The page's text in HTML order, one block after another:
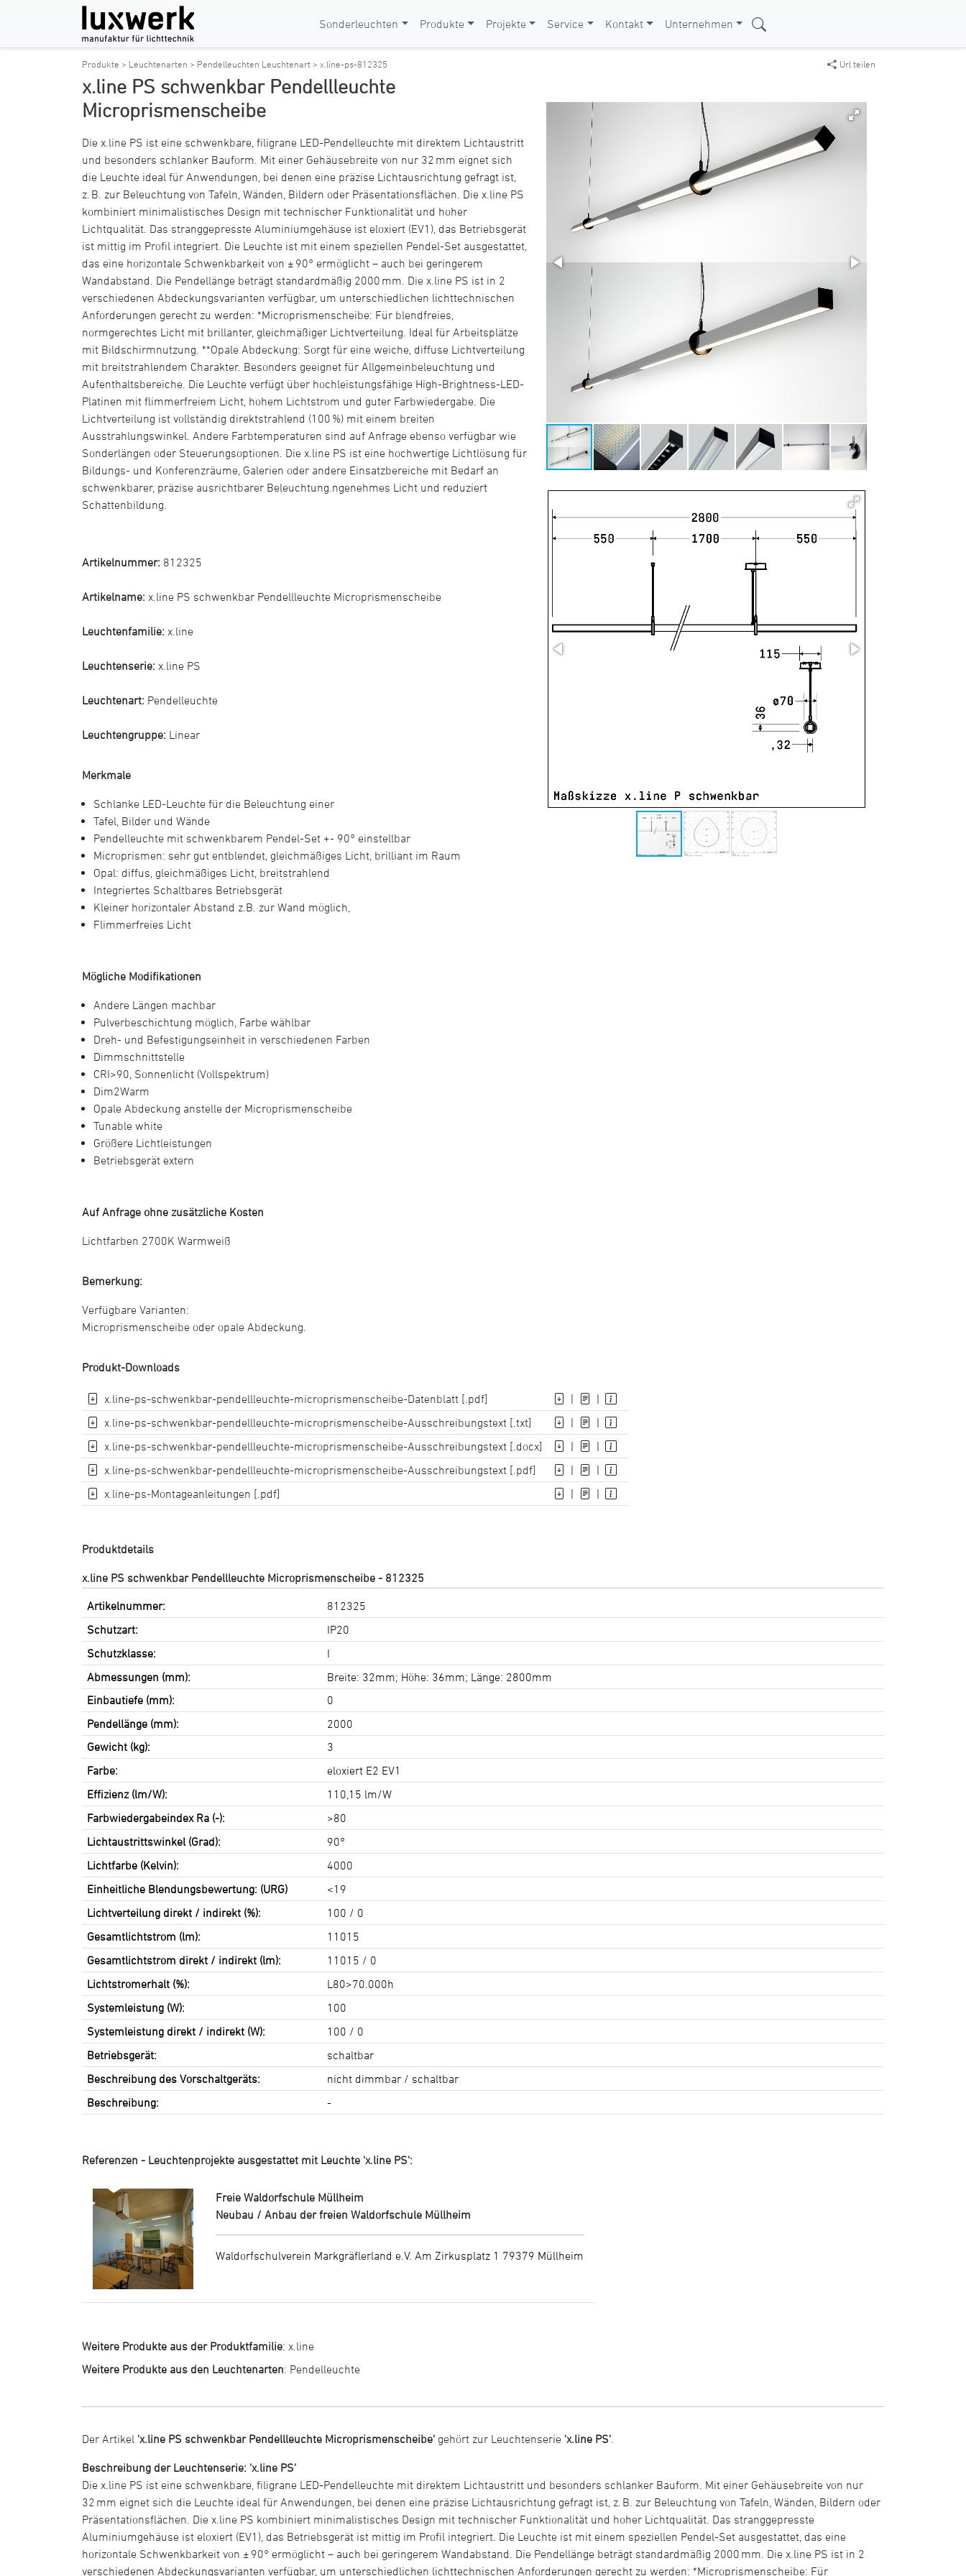
Sonderleuchten Produkte Projekte Service Kontakt Unternehmen
Produkte > Leuchtenarten > Pendelleuchten Leuchtenart > x.line-ps-812325 Url teilen
x.line PS schwenkbar Pendellleuchte
Microprismenscheibe
Die x.line PS ist eine schwenkbare, filigrane LED-Pendelleuchte mit direktem Lichtaustritt
und besonders schlanker Bauform. Mit einer Gehäusebreite von nur 32 mm eignet sich
die Leuchte ideal für Anwendungen, bei denen eine präzise Lichtausrichtung gefragt ist,
z. B. zur Beleuchtung von Tafeln, Wänden, Bildern oder Präsentationsflächen. Die x.line PS
kombiniert minimalistisches Design mit technischer Funktionalität und hoher
Lichtqualität. Das stranggepresste Aluminiumgehäuse ist eloxiert (EV1), das Betriebsgerät
ist mittig im Profil integriert. Die Leuchte ist mit einem speziellen Pendel-Set ausgestattet,
das eine horizontale Schwenkbarkeit von ± 90° ermöglicht – auch bei geringerem
Wandabstand. Die Pendellänge beträgt standardmäßig 2000 mm. Die x.line PS ist in 2
verschiedenen Abdeckungsvarianten verfügbar, um unterschiedlichen lichttechnischen
Anforderungen gerecht zu werden: *Microprismenscheibe: Für blendfreies,
normgerechtes Licht mit brillanter, gleichmäßiger Lichtverteilung. Ideal für Arbeitsplätze
mit Bildschirmnutzung. **Opale Abdeckung: Sorgt für eine weiche, diffuse Lichtverteilung
mit breitstrahlendem Charakter. Besonders geeignet für Allgemeinbeleuchtung und
Aufenthaltsbereiche. Die Leuchte verfügt über hochleistungsfähige High-Brightness-LED-
Platinen mit flimmerfreiem Licht, hohem Lichtstrom und guter Farbwiedergabe. Die
Lichtverteilung ist vollständig direktstrahlend (100 %) mit einem breiten
Ausstrahlungswinkel. Andere Farbtemperaturen sind auf Anfrage ebenso verfügbar wie
Sonderlängen oder Steuerungsoptionen. Die x.line PS ist eine hochwertige Lichtlösung für
Bildungs- und Konferenzräume, Galerien oder andere Einsatzbereiche mit Bedarf an
schwenkbarer, präzise ausrichtbarer Beleuchtung.ngenehmes Licht und reduziert
Schattenbildung.
Artikelnummer: 812325
Artikelname: x.line PS schwenkbar Pendellleuchte Microprismenscheibe
Leuchtenfamilie: x.line
Leuchtenserie: x.line PS
Leuchtenart: Pendelleuchte
Leuchtengruppe: Linear
Merkmale
Schlanke LED-Leuchte für die Beleuchtung einer
Tafel, Bilder und Wände
Pendelleuchte mit schwenkbarem Pendel-Set +- 90° einstellbar
Microprismen: sehr gut entblendet, gleichmäßiges Licht, brilliant im Raum
Opal: diffus, gleichmäßiges Licht, breitstrahlend
Integriertes Schaltbares Betriebsgerät
Kleiner horizontaler Abstand z.B. zur Wand möglich,
Flimmerfreies Licht
Mögliche Modifikationen
Andere Längen machbar
Pulverbeschichtung möglich, Farbe wählbar
Dreh- und Befestigungseinheit in verschiedenen Farben
Dimmschnittstelle
CRI>90, Sonnenlicht (Vollspektrum)
Dim2Warm
Opale Abdeckung anstelle der Microprismenscheibe
Tunable white
Größere Lichtleistungen
Betriebsgerät extern
Auf Anfrage ohne zusätzliche Kosten
Lichtfarben 2700K Warmweiß
Bemerkung:
Verfügbare Varianten:
Microprismenscheibe oder opale Abdeckung.
Produkt-Downloads
x.line-ps-schwenkbar-pendellleuchte-microprismenscheibe-Datenblatt [.pdf] |
|
x.line-ps-schwenkbar-pendellleuchte-microprismenscheibe-Ausschreibungstext [.txt]
|
|
x.line-ps-schwenkbar-pendellleuchte-microprismenscheibe-Ausschreibungstext [.docx]
|
|
x.line-ps-schwenkbar-pendellleuchte-microprismenscheibe-Ausschreibungstext [.pdf]
|
|
x.line-ps-Montageanleitungen [.pdf]
| |
Produktdetails
x.line PS schwenkbar Pendellleuchte Microprismenscheibe - 812325
Artikelnummer:
812325
Schutzart:
IP20
Schutzklasse:
I
Abmessungen (mm):
Breite: 32mm; Höhe: 36mm; Länge: 2800mm
Einbautiefe (mm):
0
Pendellänge (mm):
2000
Gewicht (kg):
3
Farbe:
eloxiert E2 EV1
Effizienz (lm/W):
110,15 lm/W
Farbwiedergabeindex Ra (-):
>80
Lichtaustrittswinkel (Grad):
90°
Lichtfarbe (Kelvin):
4000
Einheitliche Blendungsbewertung: (URG)
<19
Lichtverteilung direkt / indirekt (%):
100 / 0
Gesamtlichtstrom (lm):
11015
Gesamtlichtstrom direkt / indirekt (lm):
11015 / 0
Lichtstromerhalt (%):
L80>70.000h
Systemleistung (W):
100
Systemleistung direkt / indirekt (W):
100 / 0
Betriebsgerät:
schaltbar
Beschreibung des Vorschaltgeräts:
nicht dimmbar / schaltbar
Beschreibung:
-
Referenzen - Leuchtenprojekte ausgestattet mit Leuchte 'x.line PS':
Freie Waldorfschule Müllheim
Neubau / Anbau der freien Waldorfschule Müllheim
Waldorfschulverein Markgräflerland e.V. Am Zirkusplatz 1 79379 Müllheim
Weitere Produkte aus der Produktfamilie: x.line
Weitere Produkte aus den Leuchtenarten: Pendelleuchte
Der Artikel 'x.line PS schwenkbar Pendellleuchte Microprismenscheibe' gehört zur Leuchtenserie 'x.line PS'
Beschreibung der Leuchtenserie: 'x.line PS'
Die x.line PS ist eine schwenkbare, filigrane LED-Pendelleuchte mit direktem Lichtaustritt und besonders schlanker Bauform. Mit einer Gehäusebreite von nur
32 mm eignet sich die Leuchte ideal für Anwendungen, bei denen eine präzise Lichtausrichtung gefragt ist, z. B. zur Beleuchtung von Tafeln, Wänden, Bildern oder
Präsentationsflächen. Die x.line PS kombiniert minimalistisches Design mit technischer Funktionalität und hoher Lichtqualität. Das stranggepresste
Aluminiumgehäuse ist eloxiert (EV1), das Betriebsgerät ist mittig im Profil integriert. Die Leuchte ist mit einem speziellen Pendel-Set ausgestattet, das eine
horizontale Schwenkbarkeit von ± 90° ermöglicht – auch bei geringerem Wandabstand. Die Pendellänge beträgt standardmäßig 2000 mm. Die x.line PS ist in 2
verschiedenen Abdeckungsvarianten verfügbar, um unterschiedlichen lichttechnischen Anforderungen gerecht zu werden: *Microprismenscheibe: Für